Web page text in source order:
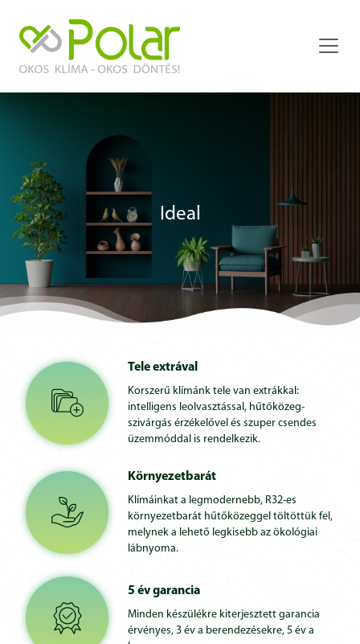
Ideal
Tele extrával
Korszerű klímánk tele van extrákkal:
intelligens leolvasztással, hűtőközeg-
szivárgás érzékelővel és szuper csendes
üzemmóddal is rendelkezik.
Környezetbarát
Klímáinkat a legmodernebb, R32-es
környezetbarát hűtőközeggel töltöttük fel,
melynek a lehető legkisebb az ökológiai
lábnyoma.
5 év garancia
Minden készülékre kiterjesztett garancia
érvényes, 3 év a berendezésekre, 5 év a